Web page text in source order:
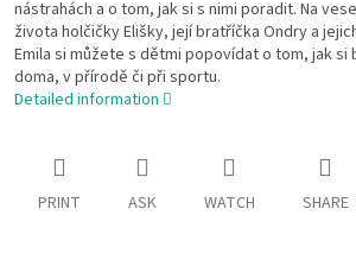
nástrahách a o tom, jak si s nimi poradit. Na
života holčičky Elišky, její bratříčka Ondry a
Emila si můžete s dětmi popovídat o tom, jak si
doma, v přírodě či při sportu.
Detailed information
PRINT ASK WATCH SHARE